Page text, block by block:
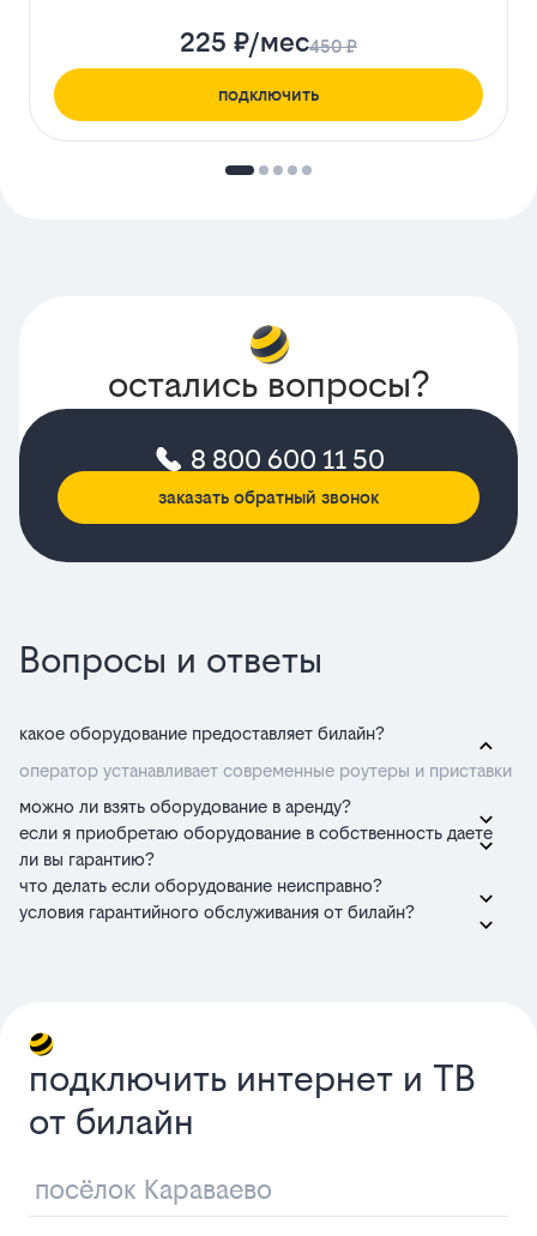
225 ₽/мес450 ₽
подключить
остались вопросы?
8 800 600 11 50
заказать обратный звонок
Вопросы и ответы
какое оборудование предоставляет билайн?
оператор устанавливает современные роутеры и приставки
можно ли взять оборудование в аренду?
если я приобретаю оборудование в собственность даете
ли вы гарантию?
что делать если оборудование неисправно?
условия гарантийного обслуживания от билайн?
подключить интернет и ТВ
от билайн